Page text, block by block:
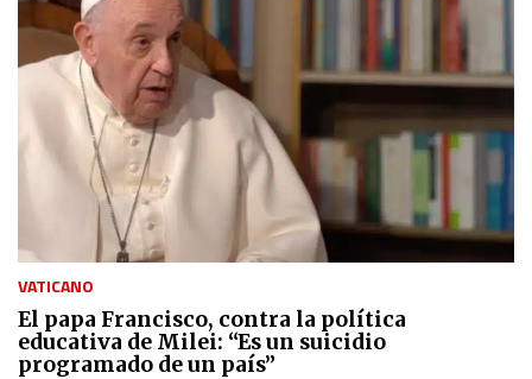
VATICANO
El papa Francisco, contra la política
educativa de Milei: “Es un suicidio
programado de un país”
Functional
Advertising